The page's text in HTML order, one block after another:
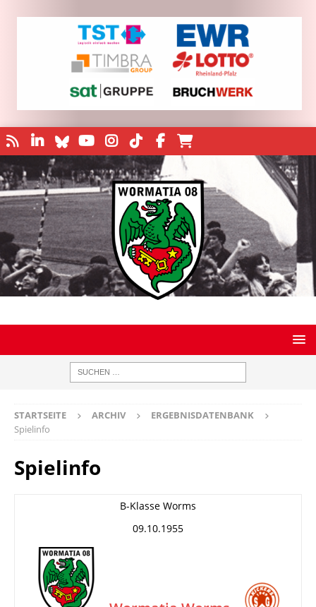
STARTSEITE ARCHIV
ERGEBNISDATENBANK
Spielinfo
Spielinfo
B-Klasse Worms
09.10.1955